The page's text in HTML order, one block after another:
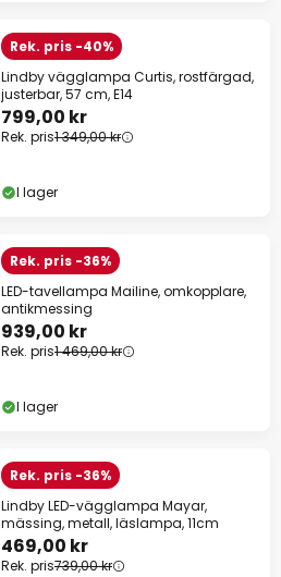
Rek. pris -40%
Lindby vägglampa Curtis, rostfärgad,
justerbar, 57 cm, E14
799,00 kr
Rek. pris1 349,00 kr
I lager
Rek. pris -36%
LED-tavellampa Mailine, omkopplare,
antikmessing
939,00 kr
Rek. pris1 469,00 kr
I lager
Rek. pris -36%
Lindby LED-vägglampa Mayar,
mässing, metall, läslampa, 11cm
469,00 kr
Rek. pris739,00 kr